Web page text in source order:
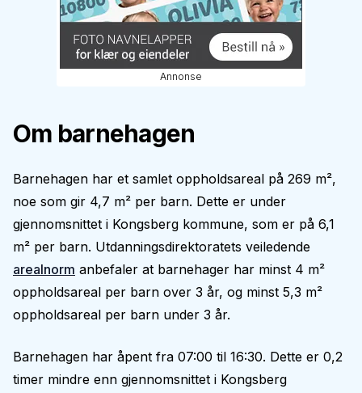
Annonse
Om barnehagen
Barnehagen har et samlet oppholdsareal på 269 m²,
noe som gir 4,7 m² per barn. Dette er under
gjennomsnittet i Kongsberg kommune, som er på 6,1
m² per barn. Utdanningsdirektoratets veiledende
arealnorm anbefaler at barnehager har minst 4 m²
oppholdsareal per barn over 3 år, og minst 5,3 m²
oppholdsareal per barn under 3 år.
Barnehagen har åpent fra 07:00 til 16:30. Dette er 0,2
timer mindre enn gjennomsnittet i Kongsberg